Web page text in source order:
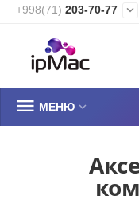
+998(71) 203-70-77 
 МЕНЮ 